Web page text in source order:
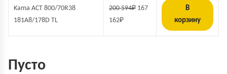
Kama ACT 800/70R38
181A8/178D TL
200 594₽ 167
162₽
В
корзину
Пусто